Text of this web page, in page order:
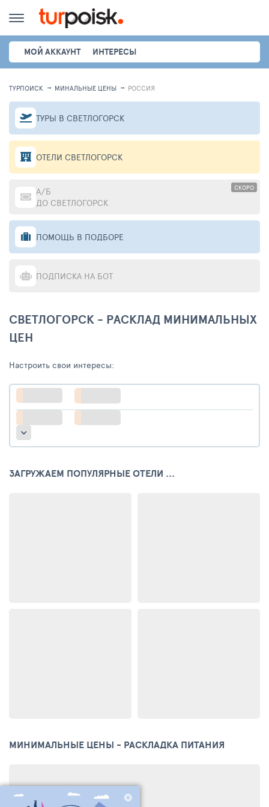
МОЙ АККАУНТ ИНТЕРЕСЫ
ТУРПОИСК МИНАЛЬНЫЕ ЦЕНЫ РОССИЯ
ТУРЫ В СВЕТЛОГОРСК
ОТЕЛИ СВЕТЛОГОРСК
СКОРО
А/Б
ДО СВЕТЛОГОРСК
ПОМОЩЬ В ПОДБОРЕ
ПОДПИСКА НА БОТ
СВЕТЛОГОРСК - РАСКЛАД МИНИМАЛЬНЫХ
ЦЕН
Настроить свои интересы:
ЗАГРУЖАЕМ ПОПУЛЯРНЫЕ ОТЕЛИ ...
МИНИМАЛЬНЫЕ ЦЕНЫ - РАСКЛАДКА ПИТАНИЯ